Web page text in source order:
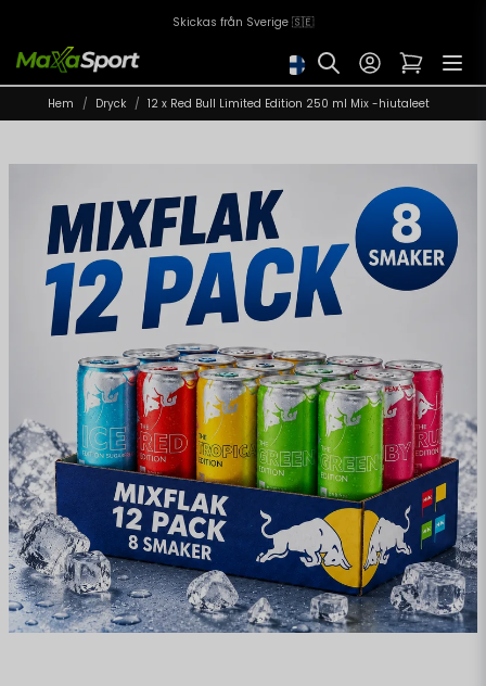
Skickas från Sverige 🇸🇪
Hem Dryck 12 x Red Bull Limited Edition 250 ml Mix -hiutaleet